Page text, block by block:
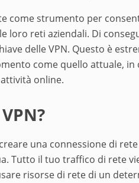
come strumento per
loro reti aziendali. Di
delle VPN. Questo è
come quello attuale,
online.
una connessione di
Tutto il tuo traffico di rete
risorse di rete di un